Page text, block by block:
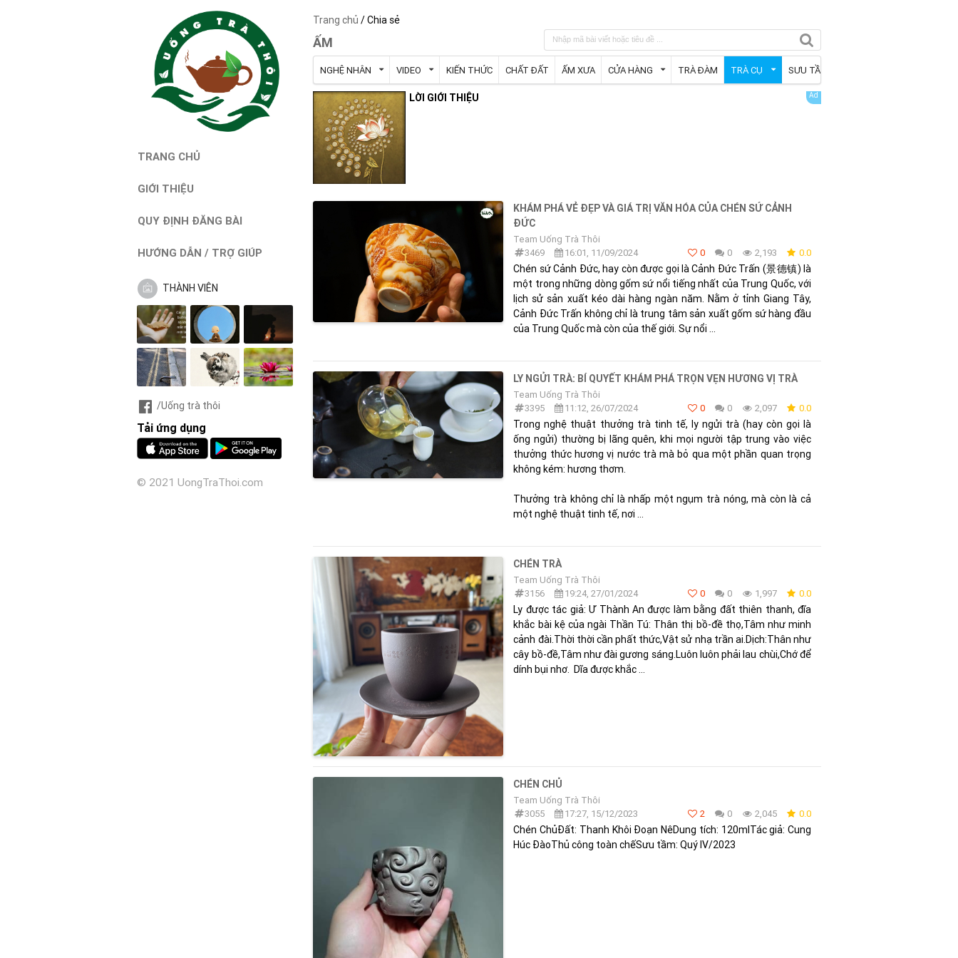
TRANG CHỦ
GIỚI THIỆU
QUY ĐỊNH ĐĂNG BÀI
HƯỚNG DẪN / TRỢ GIÚP
THÀNH VIÊN
/Uống trà thôi
Tải ứng dụng
© 2021 UongTraThoi.com
Trang chủ / Chia sẻ
ẤM
NGHỆ NHÂN VIDEO KIẾN THỨC CHẤT ĐẤT ẤM XƯA CỬA HÀNG TRÀ ĐÀM TRÀ CỤ SƯU TẦM
LỜI GIỚI THIỆU
KHÁM PHÁ VẺ ĐẸP VÀ GIÁ TRỊ VĂN HÓA CỦA CHÉN SỨ CẢNH
ĐỨC
Team Uống Trà Thôi
3469
16:01, 11/09/2024 0 0 2,193 0.0
Chén sứ Cảnh Đức, hay còn được gọi là Cảnh Đức Trấn (景德镇) là
một trong những dòng gốm sứ nổi tiếng nhất của Trung Quốc, với
lịch sử sản xuất kéo dài hàng ngàn năm. Nằm ở tỉnh Giang Tây,
Cảnh Đức Trấn không chỉ là trung tâm sản xuất gốm sứ hàng đầu
của Trung Quốc mà còn của thế giới. Sự nổi ...
LY NGỬI TRÀ: BÍ QUYẾT KHÁM PHÁ TRỌN VẸN HƯƠNG VỊ TRÀ
Team Uống Trà Thôi
3395
11:12, 26/07/2024 0 0 2,097 0.0
Trong nghệ thuật thưởng trà tinh tế, ly ngửi trà (hay còn gọi là
ống ngửi) thường bị lãng quên, khi mọi người tập trung vào việc
thưởng thức hương vị nước trà mà bỏ qua một phần quan trọng
không kém: hương thơm.
Thưởng trà không chỉ là nhấp một ngụm trà nóng, mà còn là cả
một nghệ thuật tinh tế, nơi ...
CHÉN TRÀ
Team Uống Trà Thôi
3156
19:24, 27/01/2024 0 0 1,997 0.0
Ly được tác giả: Ư Thành An được làm bằng đất thiên thanh, đĩa
khắc bài kệ của ngài Thần Tú: Thân thị bồ-đề thọ,Tâm như minh
cảnh đài.Thời thời cần phất thức,Vật sử nhạ trần ai.Dịch:Thân như
cây bồ-đề,Tâm như đài gương sáng.Luôn luôn phải lau chùi,Chớ để
dính bụi nhơ. Dĩa được khắc ...
CHÉN CHỦ
Team Uống Trà Thôi
3055
17:27, 15/12/2023 2 0 2,045 0.0
Chén ChủĐất: Thanh Khôi Đoạn NêDung tích: 120mlTác giả: Cung
Húc ĐàoThủ công toàn chếSưu tầm: Quý IV/2023